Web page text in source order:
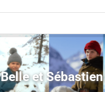
Belle et Sébastien